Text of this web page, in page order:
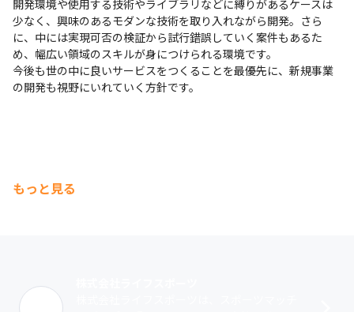
開発環境や使用する技術やライブラリなどに縛りがあるケースは
少なく、興味のあるモダンな技術を取り入れながら開発。さら
に、中には実現可否の検証から試行錯誤していく案件もあるた
め、幅広い領域のスキルが身につけられる環境です。
今後も世の中に良いサービスをつくることを最優先に、新規事業
の開発も視野にいれていく方針です。
もっと見る